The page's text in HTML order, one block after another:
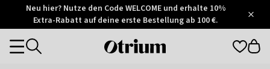
Otrium
Trustpilot
Neu hier? Nutze den Code WELCOME und erhalte 10%
Extra-Rabatt auf deine erste Bestellung ab 100 €.
Otrium
Categories